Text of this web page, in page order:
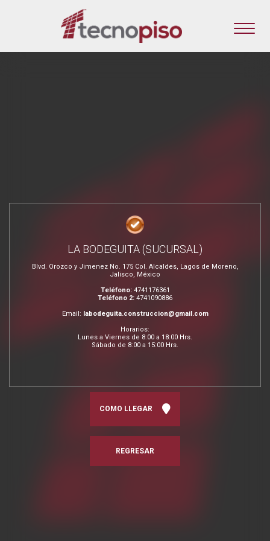
LA BODEGUITA (SUCURSAL)
Blvd. Orozco y Jimenez No. 175 Col. Alcaldes, Lagos de Moreno,
Jalisco, México
Teléfono: 4741176361
Teléfono 2: 4741090886
Email: labodeguita.construccion@gmail.com
Horarios:
Lunes a Viernes de 8:00 a 18:00 Hrs.
Sábado de 8:00 a 15:00 Hrs.
COMO LLEGAR
REGRESAR